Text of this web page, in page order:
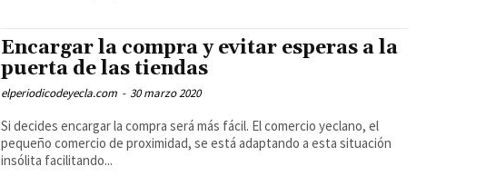
Encargar la compra y evitar esperas a la
puerta de las tiendas
elperiodicodeyecla.com - 30 marzo 2020
Si decides encargar la compra será más fácil. El comercio yeclano, el
pequeño comercio de proximidad, se está adaptando a esta situación
insólita facilitando...